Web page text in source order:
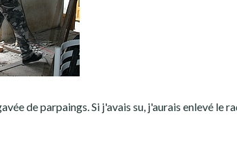
de parpaings. Si j'avais su, j'aurais enlevé le